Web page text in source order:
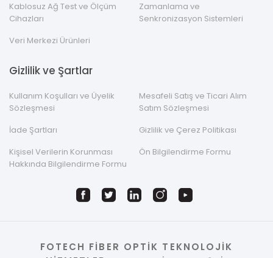
Kablosuz Ağ Test ve Ölçüm
Cihazları
Zamanlama ve
Senkronizasyon Sistemleri
Veri Merkezi Ürünleri
Gizlilik ve Şartlar
Kullanım Koşulları ve Üyelik
Sözleşmesi
Mesafeli Satış ve Ticari Alım
Satım Sözleşmesi
İade Şartları
Gizlilik ve Çerez Politikası
Kişisel Verilerin Korunması
Hakkında Bilgilendirme Formu
Ön Bilgilendirme Formu
FOTECH FİBER OPTİK TEKNOLOJİK